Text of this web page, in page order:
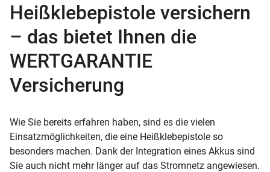
Heißklebepistole versichern
– das bietet Ihnen die
WERTGARANTIE
Versicherung
Wie Sie bereits erfahren haben, sind es die vielen
Einsatzmöglichkeiten, die eine Heißklebepistole so
besonders machen. Dank der Integration eines Akkus sind
Sie auch nicht mehr länger auf das Stromnetz angewiesen.